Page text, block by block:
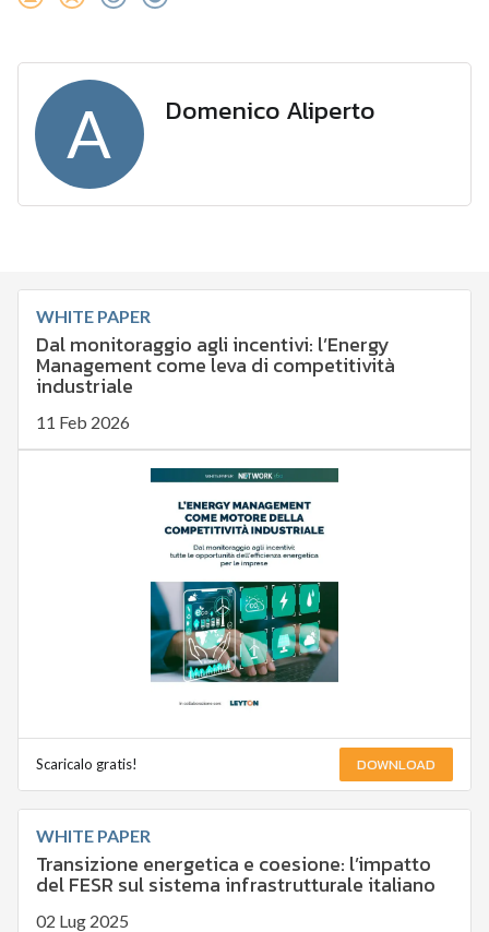
A Domenico Aliperto
WHITE PAPER
Dal monitoraggio agli incentivi: l’Energy
Management come leva di competitività
industriale
11 Feb 2026
Scaricalo gratis! DOWNLOAD
WHITE PAPER
Transizione energetica e coesione: l’impatto
del FESR sul sistema infrastrutturale italiano
02 Lug 2025